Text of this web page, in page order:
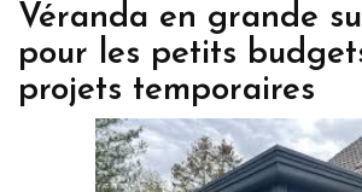
Véranda en grande
pour les petits
projets temporaires